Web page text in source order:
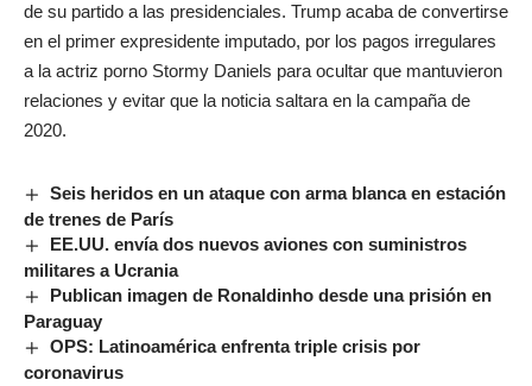
de su partido a las presidenciales. Trump acaba de convertirse
en el primer expresidente imputado, por los pagos irregulares
a la actriz porno Stormy Daniels para ocultar que mantuvieron
relaciones y evitar que la noticia saltara en la campaña de
2020.
Seis heridos en un ataque con arma blanca en estación
de trenes de París
EE.UU. envía dos nuevos aviones con suministros
militares a Ucrania
Publican imagen de Ronaldinho desde una prisión en
Paraguay
OPS: Latinoamérica enfrenta triple crisis por
coronavirus